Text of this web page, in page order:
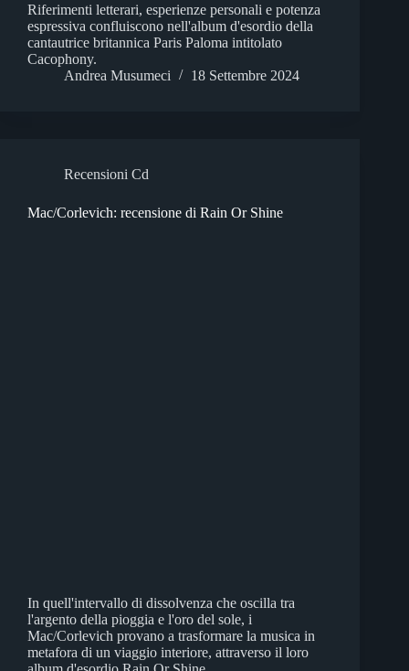
Riferimenti letterari, esperienze personali e potenza
espressiva confluiscono nell'album d'esordio della
cantautrice britannica Paris Paloma intitolato
Cacophony.
Andrea Musumeci
18 Settembre 2024
Recensioni Cd
Mac/Corlevich: recensione di Rain Or Shine
In quell'intervallo di dissolvenza che oscilla tra
l'argento della pioggia e l'oro del sole, i
Mac/Corlevich provano a trasformare la musica in
metafora di un viaggio interiore, attraverso il loro